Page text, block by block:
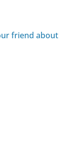
friend about